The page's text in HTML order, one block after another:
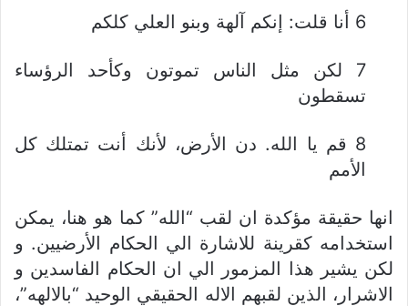
6 أنا قلت: إنكم آلهة وبنو العلي كلكم
7 لكن مثل الناس تموتون وكأحد الرؤساء
تسقطون
8 قم يا الله. دن الأرض، لأنك أنت تمتلك كل
الأمم
انها حقيقة مؤكدة ان لقب “الله” كما هو هنا، يمكن
استخدامه كقرينة للاشارة الي الحكام الأرضيين. و
لكن يشير هذا المزمور الي ان الحكام الفاسدين و
الاشرار، الذين لقبهم الاله الحقيقي الوحيد “بالالهه”،